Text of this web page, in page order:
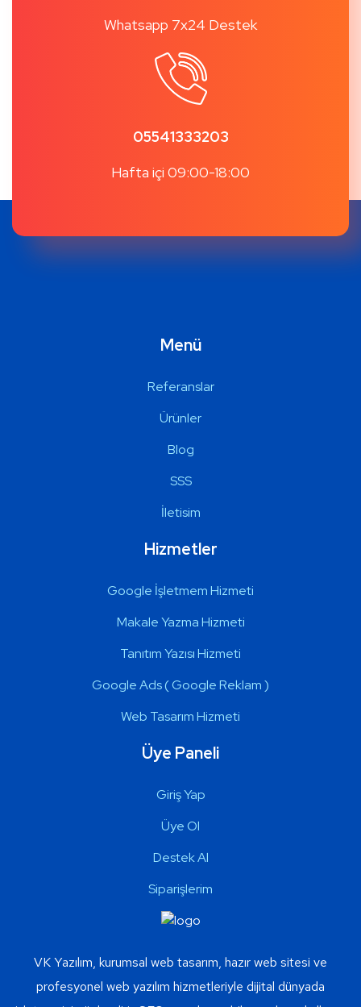
Whatsapp 7x24 Destek
05541333203
Hafta içi 09:00-18:00
Menü
Referanslar
Ürünler
Blog
SSS
İletisim
Hizmetler
Google İşletmem Hizmeti
Makale Yazma Hizmeti
Tanıtım Yazısı Hizmeti
Google Ads ( Google Reklam )
Web Tasarım Hizmeti
Üye Paneli
Giriş Yap
Üye Ol
Destek Al
Siparişlerim
VK Yazılım, kurumsal web tasarım, hazır web sitesi ve
profesyonel web yazılım hizmetleriyle dijital dünyada